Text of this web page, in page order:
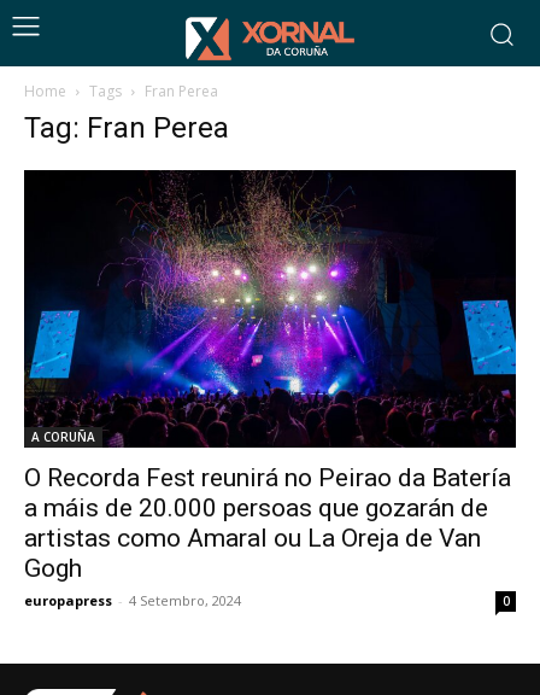
Home Tags Fran Perea
Tag: Fran Perea
A CORUÑA
O Recorda Fest reunirá no Peirao da Batería
a máis de 20.000 persoas que gozarán de
artistas como Amaral ou La Oreja de Van
Gogh
europapress - 4 Setembro, 2024 0